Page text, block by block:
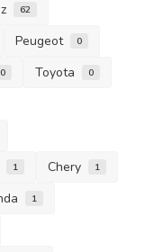
62
Peugeot 0
0 Toyota 0
1 Chery 1
1